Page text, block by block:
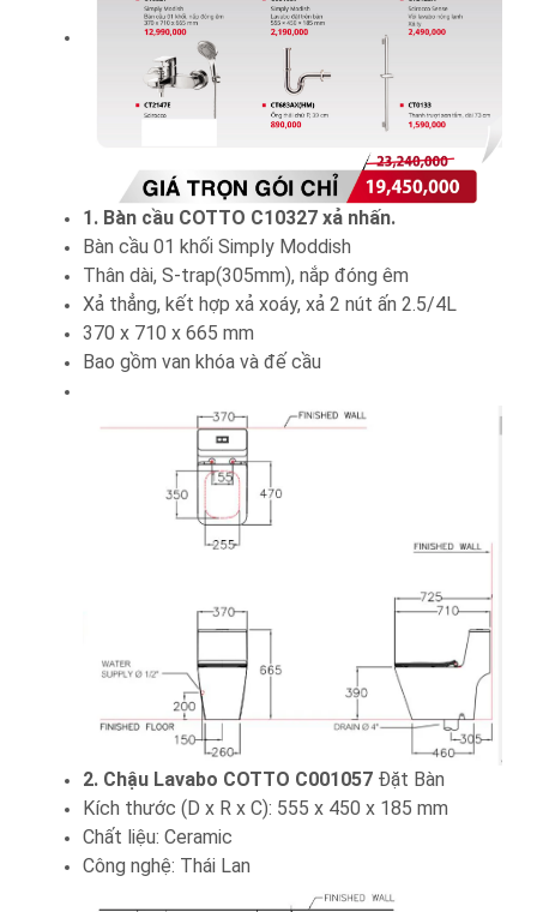
1. Bàn cầu COTTO C10327 xả nhấn.
Bàn cầu 01 khối Simply Moddish
Thân dài, S-trap(305mm), nắp đóng êm
Xả thẳng, kết hợp xả xoáy, xả 2 nút ấn 2.5/4L
370 x 710 x 665 mm
Bao gồm van khóa và đế cầu
2. Chậu Lavabo COTTO C001057Đặt Bàn
Kích thước (D x R x C): 555 x 450 x 185 mm
Chất liệu: Ceramic
Công nghệ: Thái Lan